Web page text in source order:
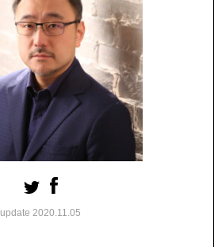
update 2020.11.05